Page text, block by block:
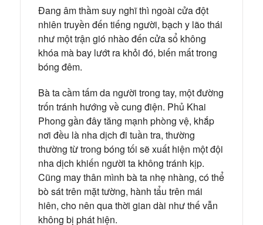
Đang âm thầm suy nghĩ thì ngoài cửa đột
nhiên truyền đến tiếng người, bạch y lão thái
như một trận gió nhào đến cửa sổ không
khóa mà bay lướt ra khỏi đó, biến mất trong
bóng đêm.
Bà ta cầm tấm da người trong tay, một đường
trốn tránh hướng về cung điện. Phủ Khai
Phong gần đây tăng mạnh phòng vệ, khắp
nơi đều là nha dịch đi tuần tra, thường
thường từ trong bóng tối sẽ xuất hiện một đội
nha dịch khiến người ta không tránh kịp.
Cũng may thân mình bà ta nhẹ nhàng, có thể
bò sát trên mặt tường, hành tẩu trên mái
hiên, cho nên qua thời gian dài như thế vẫn
không bị phát hiện.